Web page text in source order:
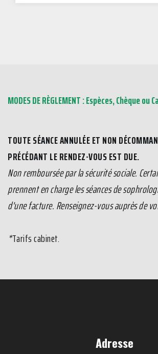
MODES DE RÈGLEMENT : Espèces, Chèque
TOUTE SÉANCE ANNULÉE ET NON
PRÉCÉDANT LE RENDEZ-VOUS EST DUE.
Non remboursée par la sécurité sociale.
prennent en charge les séances de
d'une facture. Renseignez-vous auprès de
*Tarifs cabinet.
Adresse